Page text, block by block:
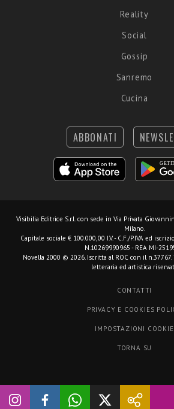
Reality
Social
Gossip
Sanremo
Cucina
ABBONATI
Visibilia Editrice S.r.l. con sede in Via Privata
Milano.
Capitale sociale € 100.000,00 I.V. - C.F./P.IVA ed
N.10269990965 - REA MI-
Novella 2000 © 2026. Iscritta al ROC con il
letteraria ed artistica
CONTATTI
PRIVACY E COOKIES
IMPOSTAZIONI COOKIE
TORNA SU